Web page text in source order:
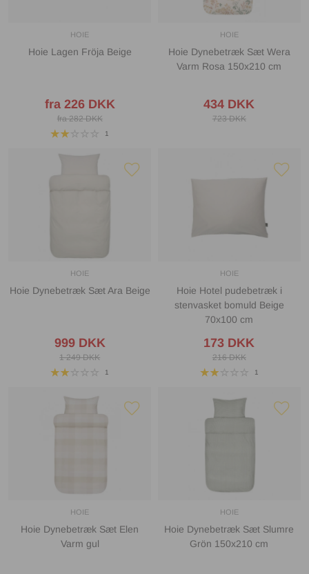
HOIE
Hoie Lagen Fröja Beige
fra 226 DKK
fra 282 DKK
1
HOIE
Hoie Dynebetræk Sæt Wera
Varm Rosa 150x210 cm
434 DKK
723 DKK
HOIE
Hoie Dynebetræk Sæt Ara Beige
999 DKK
1 249 DKK
1
HOIE
Hoie Hotel pudebetræk i
stenvasket bomuld Beige
70x100 cm
173 DKK
216 DKK
1
HOIE
Hoie Dynebetræk Sæt Elen
Varm gul
HOIE
Hoie Dynebetræk Sæt Slumre
Grön 150x210 cm